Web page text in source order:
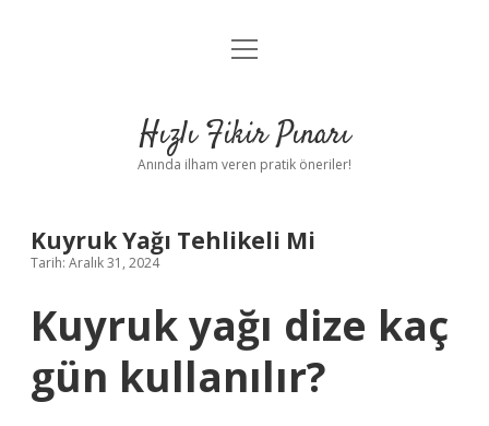
Anasayfa
Yasal Uyarı
menüyü
Hızlı Fikir Pınarı
Anında ilham veren pratik öneriler!
Kuyruk Yağı Tehlikeli Mi
Tarih: Aralık 31, 2024
Kuyruk yağı dize kaç
gün kullanılır?